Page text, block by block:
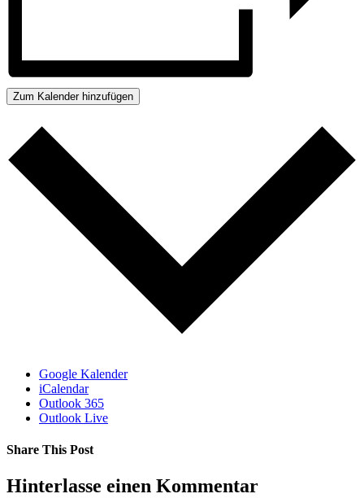
Zum Kalender hinzufügen
Google Kalender
iCalendar
Outlook 365
Outlook Live
Share This Post
Facebook
X
LinkedIn
Pinterest
Hinterlasse einen Kommentar